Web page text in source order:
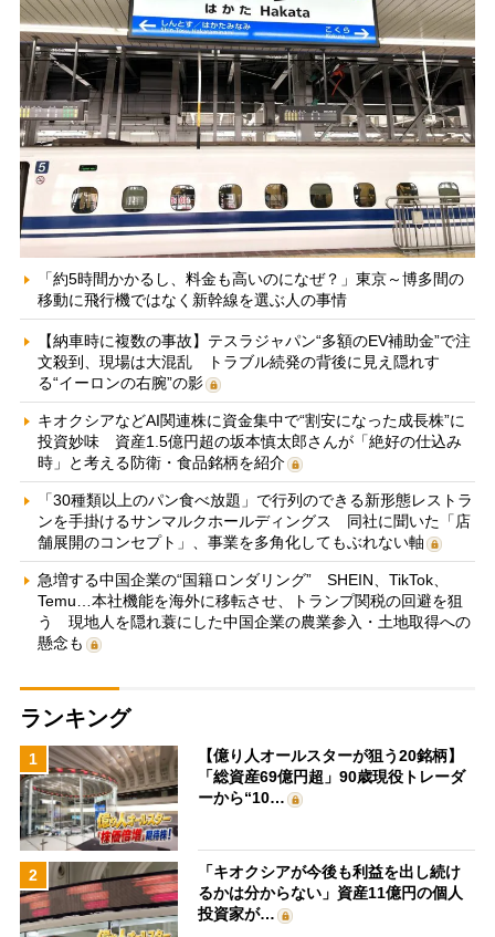
「約5時間かかるし、料金も高いのになぜ？」東京～博多間の
移動に飛行機ではなく新幹線を選ぶ人の事情
【納車時に複数の事故】テスラジャパン“多額のEV補助金”で注
文殺到、現場は大混乱 トラブル続発の背後に見え隠れす
る“イーロンの右腕”の影
キオクシアなどAI関連株に資金集中で“割安になった成長株”に
投資妙味 資産1.5億円超の坂本慎太郎さんが「絶好の仕込み
時」と考える防衛・食品銘柄を紹介
「30種類以上のパン食べ放題」で行列のできる新形態レストラ
ンを手掛けるサンマルクホールディングス 同社に聞いた「店
舗展開のコンセプト」、事業を多角化してもぶれない軸
急増する中国企業の“国籍ロンダリング” SHEIN、TikTok、
Temu…本社機能を海外に移転させ、トランプ関税の回避を狙
う 現地人を隠れ蓑にした中国企業の農業参入・土地取得への
懸念も
ランキング
1
【億り人オールスターが狙う20銘柄】
「総資産69億円超」90歳現役トレーダ
ーから“10…
2
「キオクシアが今後も利益を出し続け
るかは分からない」資産11億円の個人
投資家が…